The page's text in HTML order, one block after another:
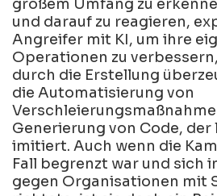
großem Umfang zu
und darauf zu reagieren,
Angreifer mit KI, um ihre
Operationen zu
durch die Erstellung
die Automatisierung von
Generierung von Code,
imitiert. Auch wenn die
Fall begrenzt war und sich
gegen Organisationen mit